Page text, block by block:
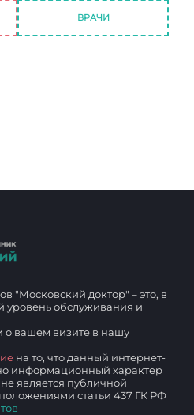
ВРАЧИ
"Московский доктор" – это, в
уровень обслуживания и
о вашем визите в нашу
на то, что данный интернет-
информационный характер
является публичной
статьи 437 ГК РФ